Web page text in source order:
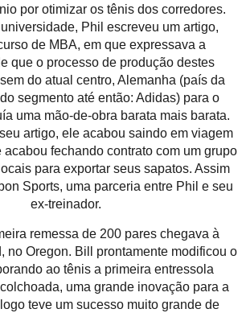
por otimizar os tênis dos corredores.
Phil escreveu um artigo,
de MBA, em que expressava a
que o processo de produção destes
do atual centro, Alemanha (país da
segmento até então: Adidas) para o
uma mão-de-obra barata mais barata.
artigo, ele acabou saindo em viagem
acabou fechando contrato com um grupo
para exportar seus sapatos. Assim
Sports, uma parceria entre Phil e seu
ex-treinador.
remessa de 200 pares chegava à
no Oregon. Bill prontamente modificou o
ao tênis a primeira entressola
uma grande inovação para a
teve um sucesso muito grande de